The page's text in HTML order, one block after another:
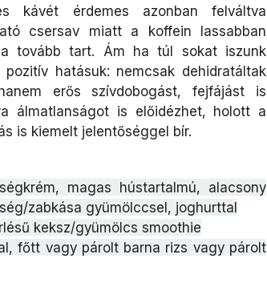
kávét érdemes azonban felváltva
csersav miatt a koffein lassabban
tovább tart. Ám ha túl sokat iszunk
hatásuk: nemcsak dehidratáltak
erős szívdobogást, fejfájást is
álmatlanságot is előidézhet, holott a
is kiemelt jelentőséggel bír.
magas hústartalmú, alacsony
zabkása gyümölccsel, joghurttal
keksz/gyümölcs smoothie
főtt vagy párolt barna rizs vagy párolt